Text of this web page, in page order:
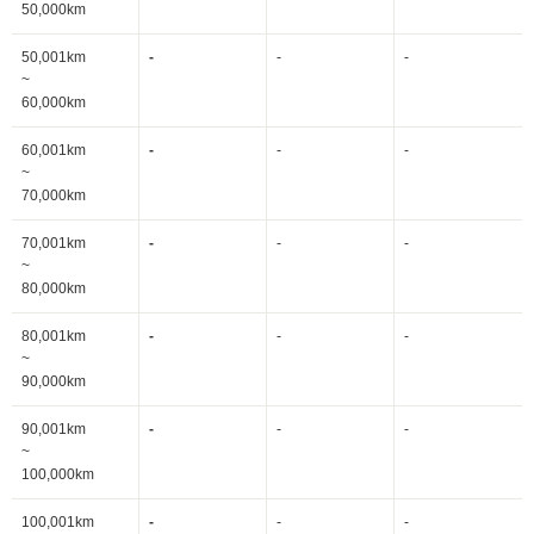
50,000km
50,001km
~
60,000km
- - -
60,001km
~
70,000km
- - -
70,001km
~
80,000km
- - -
80,001km
~
90,000km
- - -
90,001km
~
100,000km
- - -
100,001km
- - -